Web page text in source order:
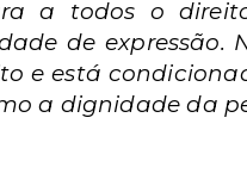
a todos o
de expressão.
e está
a dignidade da